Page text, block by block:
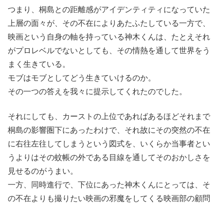
つまり、桐島との距離感がアイデンティティになっていた
上層の面々が、その不在によりあたふたしている一方で、
映画という自身の軸を持っている神木くんは、たとえそれ
がプロレベルでないとしても、その情熱を通して世界をう
まく生きている。
モブはモブとしてどう生きていけるのか。
その一つの答えを我々に提示してくれたのでした。
それにしても、カーストの上位であればあるほどそれまで
桐島の影響圏下にあったわけで、それ故にその突然の不在
に右往左往してしまうという図式を、いくらか当事者とい
うよりはその蚊帳の外である目線を通してそのおかしさを
見せるのがうまい。
一方、同時進行で、下位にあった神木くんにとっては、そ
の不在よりも撮りたい映画の邪魔をしてくる映画部の顧問